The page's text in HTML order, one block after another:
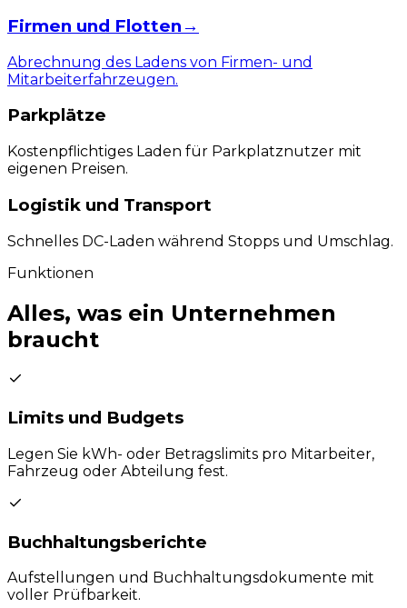
Firmen und Flotten→
Abrechnung des Ladens von Firmen- und
Mitarbeiterfahrzeugen.
Parkplätze
Kostenpflichtiges Laden für Parkplatznutzer mit
eigenen Preisen.
Logistik und Transport
Schnelles DC-Laden während Stopps und Umschlag.
Funktionen
Alles, was ein Unternehmen
braucht
Limits und Budgets
Legen Sie kWh- oder Betragslimits pro Mitarbeiter,
Fahrzeug oder Abteilung fest.
Buchhaltungsberichte
Aufstellungen und Buchhaltungsdokumente mit
voller Prüfbarkeit.